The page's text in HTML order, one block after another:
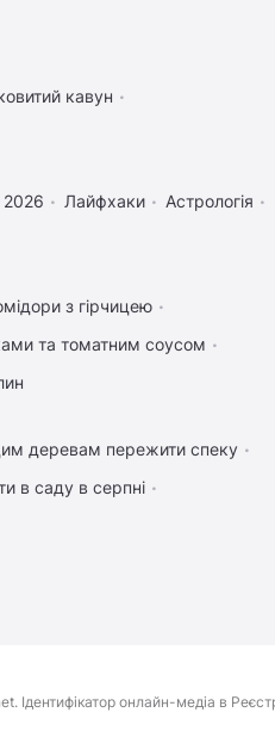
кавун
2026 Лайфхаки
Астрологія
з гірчицею
та томатним соусом
деревам пережити спеку
в саду в серпні
онлайн-медіа в Реєстрі